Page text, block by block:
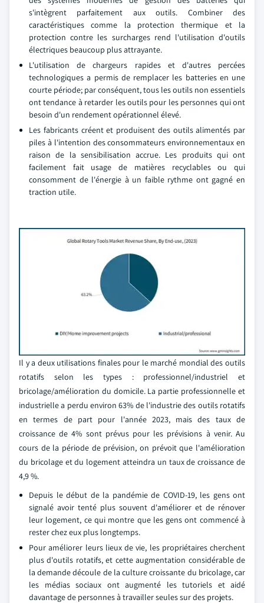
s'intègrent parfaitement aux outils. Combiner des
caractéristiques comme la protection thermique et la
protection contre les surcharges rend l'utilisation d'outils
électriques beaucoup plus attrayante.
L'utilisation de chargeurs rapides et d'autres percées
technologiques a permis de remplacer les batteries en une
courte période; par conséquent, tous les outils non essentiels
ont tendance à retarder les outils pour les personnes qui ont
besoin d'un rendement opérationnel élevé.
Les fabricants créent et produisent des outils alimentés par
piles à l'intention des consommateurs environnementaux en
raison de la sensibilisation accrue. Les produits qui ont
facilement fait usage de matières recyclables ou qui
consomment de l'énergie à un faible rythme ont gagné en
traction utile.
Il y a deux utilisations finales pour le marché mondial des outils
rotatifs selon les types : professionnel/industriel et
bricolage/amélioration du domicile. La partie professionnelle et
industrielle a perdu environ 63% de l'industrie des outils rotatifs
en termes de part pour l'année 2023, mais des taux de
croissance de 4% sont prévus pour les prévisions à venir. Au
cours de la période de prévision, on prévoit que l'amélioration
du bricolage et du logement atteindra un taux de croissance de
4,9 %.
Depuis le début de la pandémie de COVID-19, les gens ont
signalé avoir tenté plus souvent d'améliorer et de rénover
leur logement, ce qui montre que les gens ont commencé à
rester chez eux plus longtemps.
Pour améliorer leurs lieux de vie, les propriétaires cherchent
plus d'outils rotatifs, et cette augmentation considérable de
la demande découle de la culture croissante du bricolage, car
les médias sociaux ont augmenté les tutoriels et aidé
davantage de personnes à travailler seules sur des projets.